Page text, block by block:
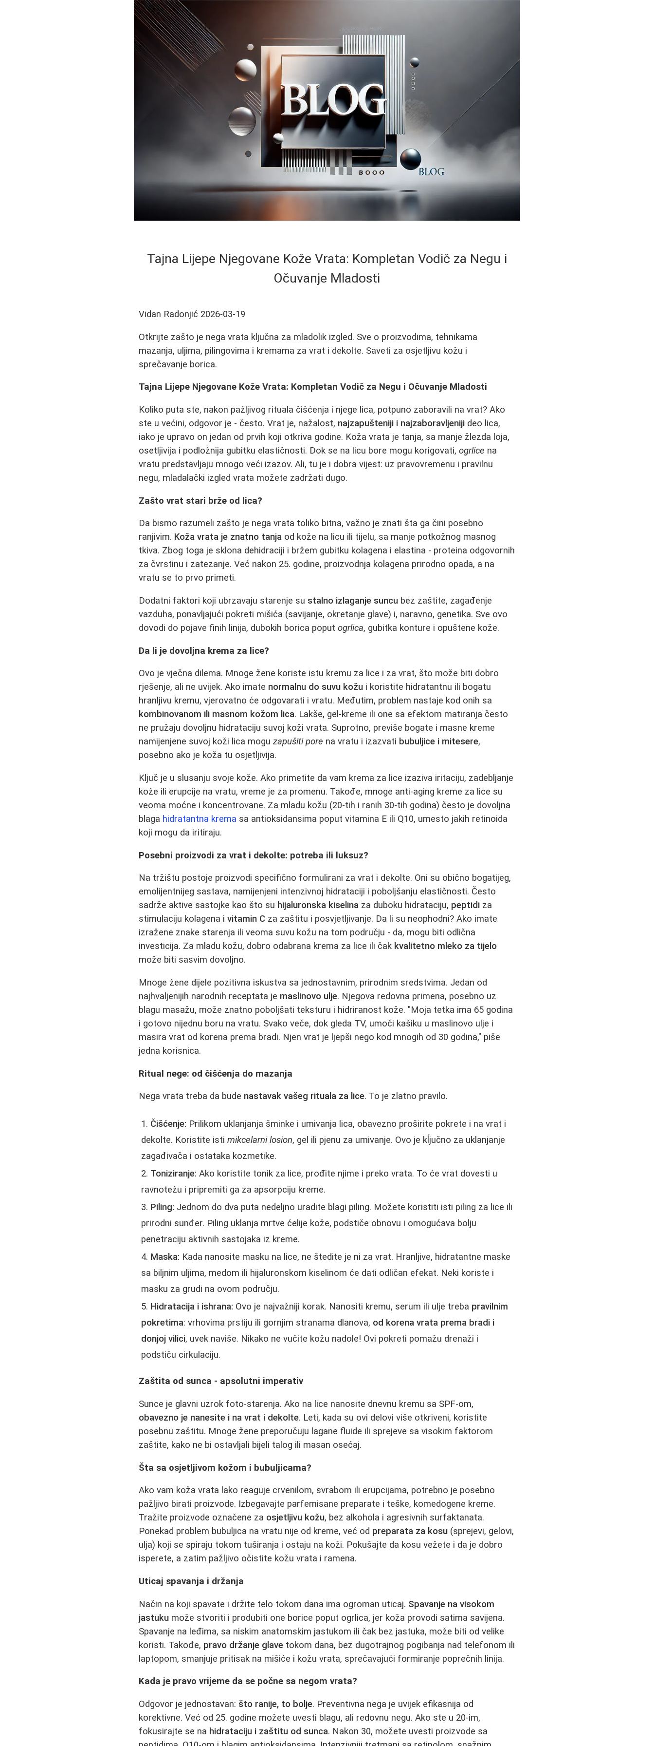
Tajna Lijepe Njegovane Kože Vrata: Kompletan Vodič za Negu i
Očuvanje Mladosti
Vidan Radonjić 2026-03-19
Otkrijte zašto je nega vrata ključna za mladolik izgled. Sve o proizvodima, tehnikama
mazanja, uljima, pilingovima i kremama za vrat i dekolte. Saveti za osjetljivu kožu i
sprečavanje borica.
Tajna Lijepe Njegovane Kože Vrata: Kompletan Vodič za Negu i Očuvanje Mladosti
Koliko puta ste, nakon pažljivog rituala čišćenja i njege lica, potpuno zaboravili na vrat? Ako
ste u većini, odgovor je - često. Vrat je, nažalost, najzapušteniji i najzaboravljeniji deo lica,
iako je upravo on jedan od prvih koji otkriva godine. Koža vrata je tanja, sa manje žlezda loja,
osetljivija i podložnija gubitku elastičnosti. Dok se na licu bore mogu korigovati,ogrlice na
vratu predstavljaju mnogo veći izazov. Ali, tu je i dobra vijest: uz pravovremenu i pravilnu
negu, mladalački izgled vrata možete zadržati dugo.
Zašto vrat stari brže od lica?
Da bismo razumeli zašto je nega vrata toliko bitna, važno je znati šta ga čini posebno
ranjivim. Koža vrata je znatno tanja od kože na licu ili tijelu, sa manje potkožnog masnog
tkiva. Zbog toga je sklona dehidraciji i bržem gubitku kolagena i elastina - proteina odgovornih
za čvrstinu i zatezanje. Već nakon 25. godine, proizvodnja kolagena prirodno opada, a na
vratu se to prvo primeti.
Dodatni faktori koji ubrzavaju starenje su stalno izlaganje suncu bez zaštite, zagađenje
vazduha, ponavljajući pokreti mišića (savijanje, okretanje glave) i, naravno, genetika. Sve ovo
dovodi do pojave finih linija, dubokih borica poputogrlica, gubitka konture i opuštene kože.
Da li je dovoljna krema za lice?
Ovo je vječna dilema. Mnoge žene koriste istu kremu za lice i za vrat, što može biti dobro
rješenje, ali ne uvijek. Ako imate normalnu do suvu kožu i koristite hidratantnu ili bogatu
hranljivu kremu, vjerovatno će odgovarati i vratu. Međutim, problem nastaje kod onih sa
kombinovanom ili masnom kožom lica. Lakše, gel-kreme ili one sa efektom matiranja često
ne pružaju dovoljnu hidrataciju suvoj koži vrata. Suprotno, previše bogate i masne kreme
namijenjene suvoj koži lica moguzapušiti pore na vratu i izazvati bubuljice i mitesere,
posebno ako je koža tu osjetljivija.
Ključ je u slusanju svoje kože. Ako primetite da vam krema za lice izaziva iritaciju, zadebljanje
kože ili erupcije na vratu, vreme je za promenu. Takođe, mnoge anti-aging kreme za lice su
veoma moćne i koncentrovane. Za mladu kožu (20-tih i ranih 30-tih godina) često je dovoljna
blaga hidratantna krema sa antioksidansima poput vitamina E ili Q10, umesto jakih retinoida
koji mogu da iritiraju.
Posebni proizvodi za vrat i dekolte: potreba ili luksuz?
Na tržištu postoje proizvodi specifično formulirani za vrat i dekolte. Oni su obično bogatijeg,
emolijentnijeg sastava, namijenjeni intenzivnoj hidrataciji i poboljšanju elastičnosti. Često
sadrže aktive sastojke kao što su hijaluronska kiselina za duboku hidrataciju, peptidi za
stimulaciju kolagena ivitamin C za zaštitu i posvjetljivanje. Da li su neophodni? Ako imate
izražene znake starenja ili veoma suvu kožu na tom području - da, mogu biti odlična
investicija. Za mladu kožu, dobro odabrana krema za lice ili čak kvalitetno mleko za tijelo
može biti sasvim dovoljno.
Mnoge žene dijele pozitivna iskustva sa jednostavnim, prirodnim sredstvima. Jedan od
najhvaljenijih narodnih receptata je maslinovo ulje. Njegova redovna primena, posebno uz
blagu masažu, može znatno poboljšati teksturu i hidriranost kože. "Moja tetka ima 65 godina
i gotovo nijednu boru na vratu. Svako veče, dok gleda TV, umoči kašiku u maslinovo ulje i
masira vrat od korena prema bradi. Njen vrat je ljepši nego kod mnogih od 30 godina," piše
jedna korisnica.
Ritual nege: od čišćenja do mazanja
Nega vrata treba da bude nastavak vašeg rituala za lice. To je zlatno pravilo.
Čišćenje: Prilikom uklanjanja šminke i umivanja lica, obavezno proširite pokrete i na vrat i
dekolte. Koristite istimikcelarni losion, gel ili pjenu za umivanje. Ovo je kĺjučno za uklanjanje
zagađivača i ostataka kozmetike.
Toniziranje: Ako koristite tonik za lice, prođite njime i preko vrata. To će vrat dovesti u
ravnotežu i pripremiti ga za apsorpciju kreme.
Piling: Jednom do dva puta nedeljno uradite blagi piling. Možete koristiti isti piling za lice ili
prirodni sunđer. Piling uklanja mrtve ćelije kože, podstiče obnovu i omogućava bolju
penetraciju aktivnih sastojaka iz kreme.
Maska: Kada nanosite masku na lice, ne štedite je ni za vrat. Hranljive, hidratantne maske
sa biljnim uljima, medom ili hijaluronskom kiselinom će dati odličan efekat. Neki koriste i
masku za grudi na ovom području.
Hidratacija i ishrana: Ovo je najvažniji korak. Nanositi kremu, serum ili ulje treba pravilnim
pokretima: vrhovima prstiju ili gornjim stranama dlanova, od korena vrata prema bradi i
donjoj vilici, uvek naviše. Nikako ne vučite kožu nadole! Ovi pokreti pomažu drenaži i
podstiču cirkulaciju.
Zaštita od sunca - apsolutni imperativ
Sunce je glavni uzrok foto-starenja. Ako na lice nanosite dnevnu kremu sa SPF-om,
obavezno je nanesite i na vrat i dekolte. Leti, kada su ovi delovi više otkriveni, koristite
posebnu zaštitu. Mnoge žene preporučuju lagane fluide ili sprejeve sa visokim faktorom
zaštite, kako ne bi ostavljali bijeli talog ili masan osećaj.
Šta sa osjetljivom kožom i bubuljicama?
Ako vam koža vrata lako reaguje crvenilom, svrabom ili erupcijama, potrebno je posebno
pažljivo birati proizvode. Izbegavajte parfemisane preparate i teške, komedogene kreme.
Tražite proizvode označene za osjetljivu kožu, bez alkohola i agresivnih surfaktanata.
Ponekad problem bubuljica na vratu nije od kreme, već od preparata za kosu (sprejevi, gelovi,
ulja) koji se spiraju tokom tuširanja i ostaju na koži. Pokušajte da kosu vežete i da je dobro
isperete, a zatim pažljivo očistite kožu vrata i ramena.
Uticaj spavanja i držanja
Način na koji spavate i držite telo tokom dana ima ogroman uticaj. Spavanje na visokom
jastuku može stvoriti i produbiti one borice poput ogrlica, jer koža provodi satima savijena.
Spavanje na leđima, sa niskim anatomskim jastukom ili čak bez jastuka, može biti od velike
koristi. Takođe, pravo držanje glave tokom dana, bez dugotrajnog pogibanja nad telefonom ili
laptopom, smanjuje pritisak na mišiće i kožu vrata, sprečavajući formiranje poprečnih linija.
Kada je pravo vrijeme da se počne sa negom vrata?
Odgovor je jednostavan: što ranije, to bolje. Preventivna nega je uvijek efikasnija od
korektivne. Već od 25. godine možete uvesti blagu, ali redovnu negu. Ako ste u 20-im,
fokusirajte se na hidrataciju i zaštitu od sunca. Nakon 30, možete uvesti proizvode sa